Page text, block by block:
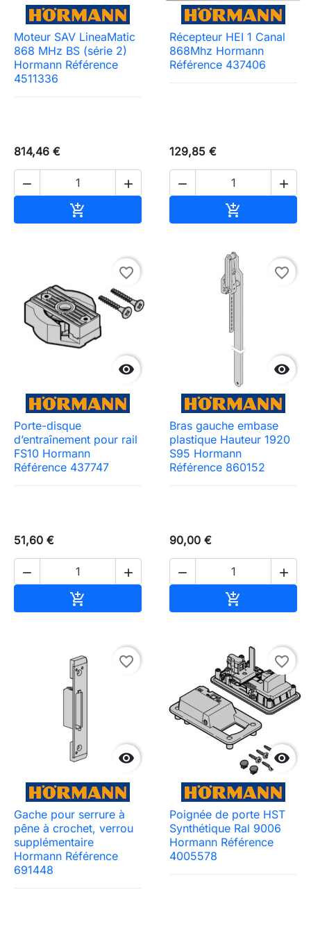
Moteur SAV LineaMatic
868 MHz BS (série 2)
Hormann Référence
4511336
814,46 €
 

Récepteur HEI 1 Canal
868Mhz Hormann
Référence 437406
129,85 €
 


favorite_border
Porte-disque
d’entraînement pour rail
FS10 Hormann
Référence 437747
51,60 €
 


favorite_border
Bras gauche embase
plastique Hauteur 1920
S95 Hormann
Référence 860152
90,00 €
 


favorite_border
Gache pour serrure à
pêne à crochet, verrou
supplémentaire
Hormann Référence
691448

favorite_border
Poignée de porte HST
Synthétique Ral 9006
Hormann Référence
4005578